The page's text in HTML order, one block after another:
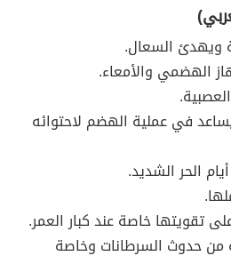
ويهدئ السعال.
الهضمي والأمعاء.
في عملية الهضم لاحتوائه
الحر الشديد.
تقويتها خاصة عند كبار العمر.
من حدوث السرطانات وخاصة